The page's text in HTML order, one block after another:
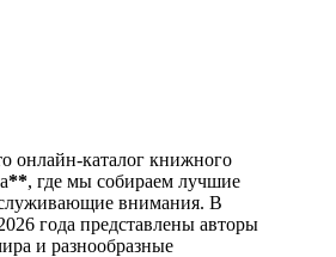
онлайн-каталог книжного
**, где мы собираем лучшие
внимания. В
года представлены авторы
и разнообразные